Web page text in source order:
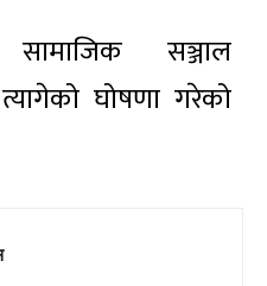
सञ्जाल
घोषणा गरेको